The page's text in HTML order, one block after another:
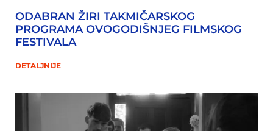
ODABRAN ŽIRI TAKMIČARSKOG
PROGRAMA OVOGODIŠNJEG FILMSKOG
FESTIVALA
DETALJNIJE